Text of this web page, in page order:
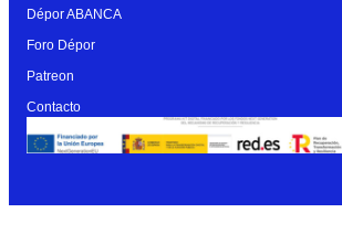
Dépor ABANCA
Foro Dépor
Patreon
Contacto